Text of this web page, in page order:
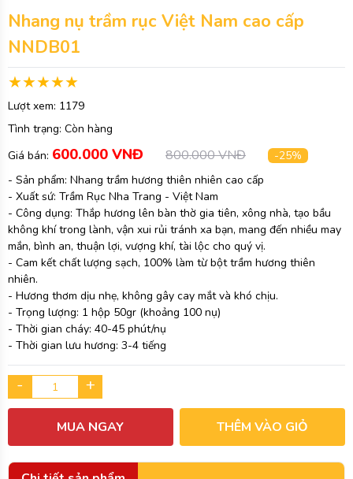
Nhang nụ trầm rục Việt Nam cao cấp
NNDB01
Lượt xem: 1179
Tình trạng: Còn hàng
Giá bán: 600.000 VNĐ 800.000 VNĐ
-25%
- Sản phẩm: Nhang trầm hương thiên nhiên cao cấp
- Xuất sứ: Trầm Rục Nha Trang - Việt Nam
- Công dụng: Thắp hương lên bàn thờ gia tiên, xông nhà, tạo bầu
không khí trong lành, vận xui rủi tránh xa bạn, mang đến nhiều may
mắn, bình an, thuận lợi, vượng khí, tài lộc cho quý vị.
- Cam kết chất lượng sạch, 100% làm từ bột trầm hương thiên
nhiên.
- Hương thơm dịu nhẹ, không gây cay mắt và khó chịu.
- Trọng lượng: 1 hộp 50gr (khoảng 100 nụ)
- Thời gian cháy: 40-45 phút/nụ
- Thời gian lưu hương: 3-4 tiếng
- +
MUA NGAY THÊM VÀO GIỎ